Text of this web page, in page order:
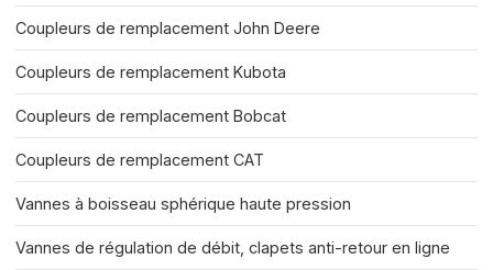
Coupleurs de remplacement John Deere
Coupleurs de remplacement Kubota
Coupleurs de remplacement Bobcat
Coupleurs de remplacement CAT
Vannes à boisseau sphérique haute pression
Vannes de régulation de débit, clapets anti-retour en ligne